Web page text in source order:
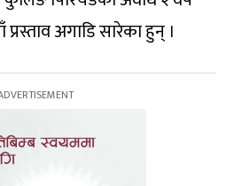
प्रस्ताव अगाडि सारेका हुन् ।